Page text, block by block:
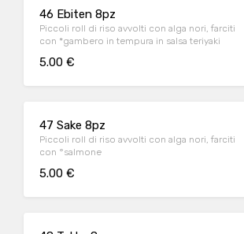
46 Ebiten 8pz
Piccoli roll di riso avvolti con alga nori, farciti
con *gambero in tempura in salsa teriyaki
5.00 €
47 Sake 8pz
Piccoli roll di riso avvolti con alga nori, farciti
con °salmone
5.00 €